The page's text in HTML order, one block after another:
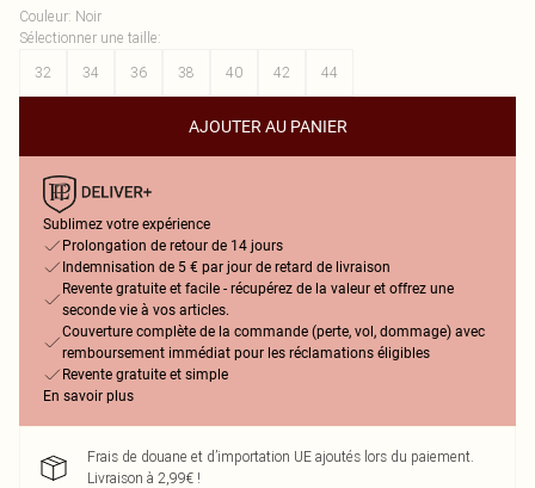
Couleur: Noir
Sélectionner une taille:
32
34 36 38 40 42 44
AJOUTER AU PANIER
Sublimez votre expérience
Prolongation de retour de 14 jours
Indemnisation de 5 € par jour de retard de livraison
Revente gratuite et facile - récupérez de la valeur et offrez une
seconde vie à vos articles.
Couverture complète de la commande (perte, vol, dommage) avec
remboursement immédiat pour les réclamations éligibles
Revente gratuite et simple
En savoir plus
Frais de douane et d’importation UE ajoutés lors du paiement.
Livraison à 2,99€ !